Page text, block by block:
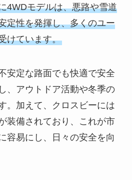
4WDモデルは、悪路や雪道
定性を発揮し、多くのユー
けています。
安定な路面でも快適で安全
、アウトドア活動や冬季の
。加えて、クロスビーには
装備されており、これが市
容易にし、日々の安全を向